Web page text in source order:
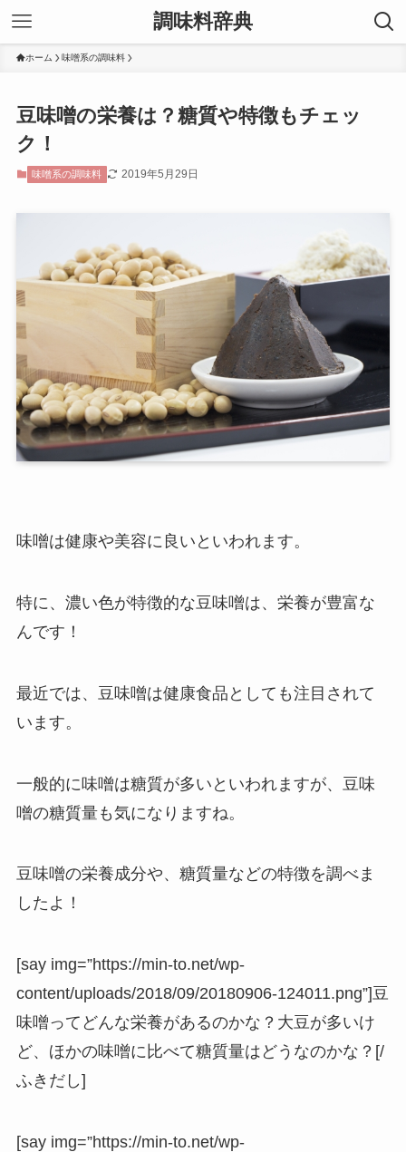
調味料辞典
ホーム 味噌系の調味料
豆味噌の栄養は？糖質や特徴もチェッ
ク！
味噌系の調味料 2019年5月29日
味噌は健康や美容に良いといわれます。
特に、濃い色が特徴的な豆味噌は、栄養が豊富な
んです！
最近では、豆味噌は健康食品としても注目されて
います。
一般的に味噌は糖質が多いといわれますが、豆味
噌の糖質量も気になりますね。
豆味噌の栄養成分や、糖質量などの特徴を調べま
したよ！
[say img=”https://min-to.net/wp-
content/uploads/2018/09/20180906-124011.png”]豆
味噌ってどんな栄養があるのかな？大豆が多いけ
ど、ほかの味噌に比べて糖質量はどうなのかな？[/
ふきだし]
[say img=”https://min-to.net/wp-